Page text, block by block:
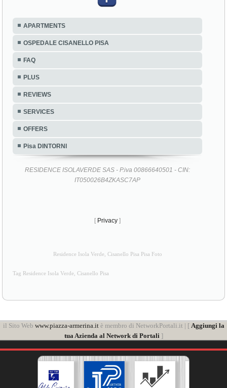
APARTMENTS
OSPEDALE CISANELLO PISA
FAQ
PLUS
REVIEWS
SERVICES
OFFERS
Pisa DINTORNI
RESIDENCE ISOLAVERDE SAS - P.iva 00866640501 - CIN:
IT050026B4ZKASC7AP
[ Privacy ]
Residence Isola Verde, Cisanello Pisa Pisa Foto
Tag Residence Isola Verde, Cisanello Pisa
il Sito Web www.piazza-armerina.itè membro di NetworkPortali.it | [ Aggiungi la
tua Azienda al Network di Portali]